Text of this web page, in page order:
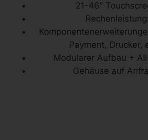
21-46″
Rechenleistung
Payment, Drucker,
Modularer Aufbau +
Gehäuse auf